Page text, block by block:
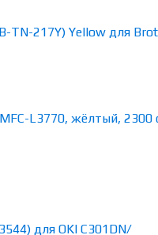
TN-217Y) Yellow для